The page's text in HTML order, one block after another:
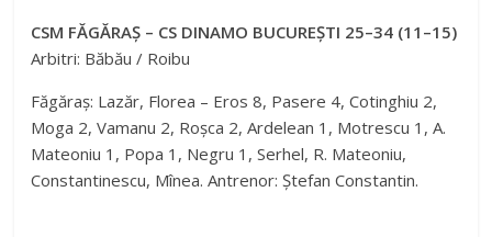
CSM FĂGĂRAȘ – CS DINAMO BUCUREȘTI 25–34 (11–15)
Arbitri: Băbău / Roibu
Făgăraș: Lazăr, Florea – Eros 8, Pasere 4, Cotinghiu 2,
Moga 2, Vamanu 2, Roșca 2, Ardelean 1, Motrescu 1, A.
Mateoniu 1, Popa 1, Negru 1, Serhel, R. Mateoniu,
Constantinescu, Mînea. Antrenor: Ștefan Constantin.